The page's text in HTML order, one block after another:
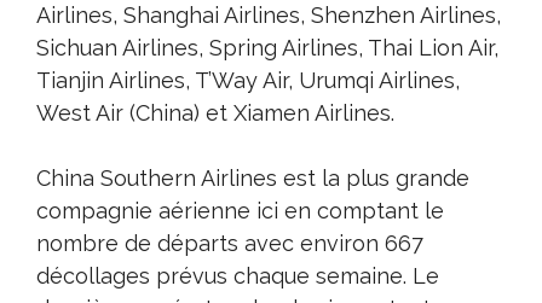
Airlines, Shanghai Airlines, Shenzhen Airlines,
Sichuan Airlines, Spring Airlines, Thai Lion Air,
Tianjin Airlines, T’Way Air, Urumqi Airlines,
West Air (China) et Xiamen Airlines.
China Southern Airlines est la plus grande
compagnie aérienne ici en comptant le
nombre de départs avec environ 667
décollages prévus chaque semaine. Le